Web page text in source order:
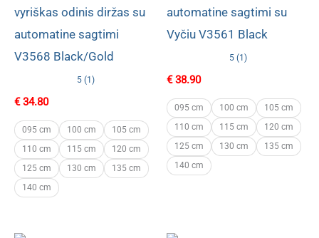
vyriškas odinis diržas su
automatine sagtimi
V3568 Black/Gold
5 (1)
€34.80
095 cm 100 cm
105 cm
110 cm
115 cm
120 cm
125 cm
130 cm
135 cm
140 cm
automatine sagtimi su
Vyčiu V3561 Black
5 (1)
€38.90
095 cm 100 cm
105 cm
110 cm
115 cm
120 cm
125 cm
130 cm
135 cm
140 cm